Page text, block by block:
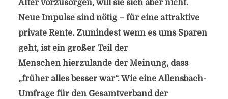
Alter vorzusorgen, will sie sich aber nicht.
Neue Impulse sind nötig – für eine attraktive
private Rente. Zumindest wenn es ums Sparen
geht, ist ein großer Teil der
Menschen hierzulande der Meinung, dass
„früher alles besser war“. Wie eine Allensbach-
Umfrage für den Gesamtverband der